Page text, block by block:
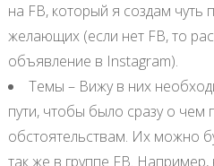
на FB, который я создам
желающих (если нет FB, то
объявление в Instagram).
Темы – Вижу в них
пути, чтобы было сразу о чем
обстоятельствам. Их можно
так же в группе FB.